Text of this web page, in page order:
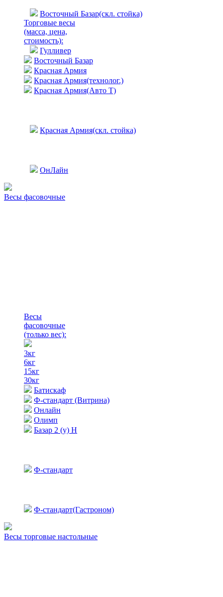
Восточный Базар(скл. стойка)
Торговые весы
(масса, цена,
стоимость):
Гулливер
Восточный Базар
Красная Армия
Красная Армия(технолог.)
Красная Армия(Авто Т)
Красная Армия(скл. стойка)
ОнЛайн
Весы фасовочные
Весы
фасовочные
(только вес):
3кг
6кг
15кг
30кг
Батискаф
Ф-стандарт (Витрина)
Онлайн
Олимп
Базар 2 (у) Н
Ф-стандарт
Ф-стандарт(Гастроном)
Весы торговые настольные